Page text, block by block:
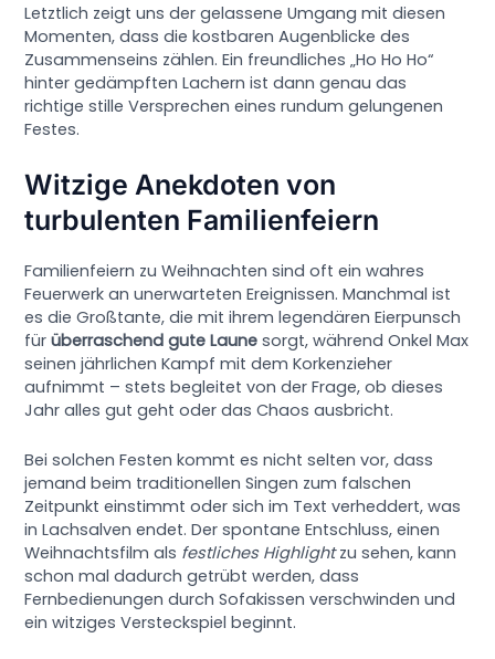
Letztlich zeigt uns der gelassene Umgang mit diesen
Momenten, dass die kostbaren Augenblicke des
Zusammenseins zählen. Ein freundliches „Ho Ho Ho“
hinter gedämpften Lachern ist dann genau das
richtige stille Versprechen eines rundum gelungenen
Festes.
Witzige Anekdoten von
turbulenten Familienfeiern
Familienfeiern zu Weihnachten sind oft ein wahres
Feuerwerk an unerwarteten Ereignissen. Manchmal ist
es die Großtante, die mit ihrem legendären Eierpunsch
fürüberraschend gute Laune sorgt, während Onkel Max
seinen jährlichen Kampf mit dem Korkenzieher
aufnimmt – stets begleitet von der Frage, ob dieses
Jahr alles gut geht oder das Chaos ausbricht.
Bei solchen Festen kommt es nicht selten vor, dass
jemand beim traditionellen Singen zum falschen
Zeitpunkt einstimmt oder sich im Text verheddert, was
in Lachsalven endet. Der spontane Entschluss, einen
Weihnachtsfilm als festliches Highlightzu sehen, kann
schon mal dadurch getrübt werden, dass
Fernbedienungen durch Sofakissen verschwinden und
ein witziges Versteckspiel beginnt.